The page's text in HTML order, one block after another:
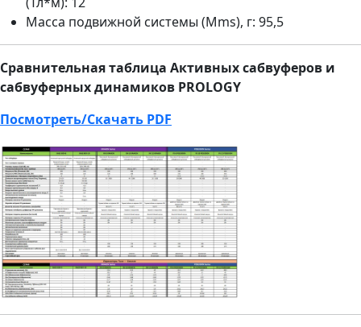
Масса подвижной системы (Mms), г: 95,5
Сравнительная таблица Активных сабвуферов и
сабвуферных динамиков PROLOGY
Посмотреть/Скачать PDF